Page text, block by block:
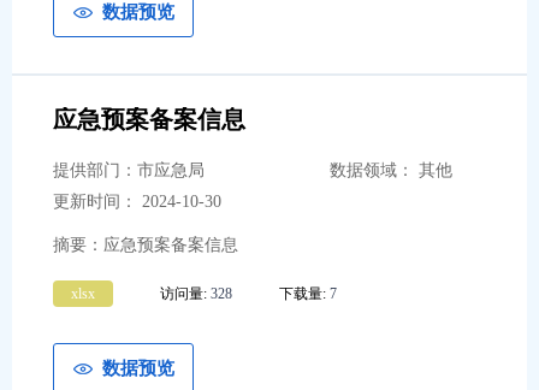
数据预览
应急预案备案信息
提供部门：市应急局
数据领域： 其他
更新时间： 2024-10-30
摘要：应急预案备案信息
xlsx 访问量: 328 下载量: 7
数据预览